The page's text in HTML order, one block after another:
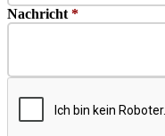
Nachricht *